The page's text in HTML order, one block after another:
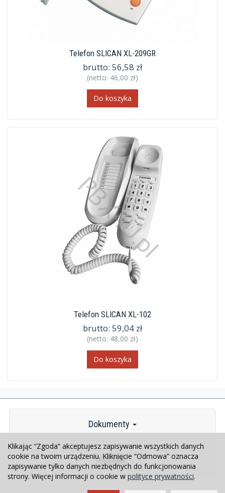
Telefon SLICAN XL-209GR
brutto: 56,58 zł
(netto: 46,00 zł)
Do koszyka
Telefon SLICAN XL-102
brutto: 59,04 zł
(netto: 48,00 zł)
Do koszyka
Dokumenty
Kontakt
Klikając “Zgoda” akceptujesz zapisywanie wszystkich danych
cookie na twoim urządzeniu. Kliknięcie “Odmowa” oznacza
zapisywanie tylko danych niezbędnych do funkcjonowania
strony. Więcej informacji o cookie w polityce prywatności.